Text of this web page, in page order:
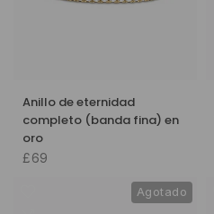
Anillo de eternidad
completo (banda fina) en
oro
£69
Agotado